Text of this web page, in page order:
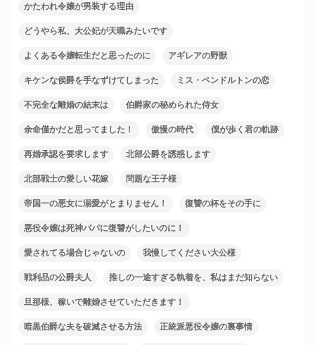
かたわれ令嬢が男装する理由
どうやら私、大公妃が天職みたいです
よくある令嬢転生だと思ったのに アギレアの野獣
キケンな侯爵を手なずけてしまった ミス・ペンドルトンの恋
不完全な離婚の結末は 伯爵家の秘められた侍女
余命僅かだと思ってました！ 傲慢の時代 僕が歩く君の軌跡
再婚承認を要求します 北部公爵を誘惑します
北部戦士の愛しい花嫁 問題な王子様
帝国一の悪女に溺愛がとまりません！ 復讐の杯をその手に
悪役令嬢は死神パパに復讐がしたいのに！
愛されてる場合じゃないの 我慢してください大公様
戦利品の公爵夫人 推しの一途すぎる執着を、私はまだ知らない
旦那様、稼いで離婚させていただきます！
暗黒伯爵な夫を破滅させる方法 正統派悪役令嬢の裏事情